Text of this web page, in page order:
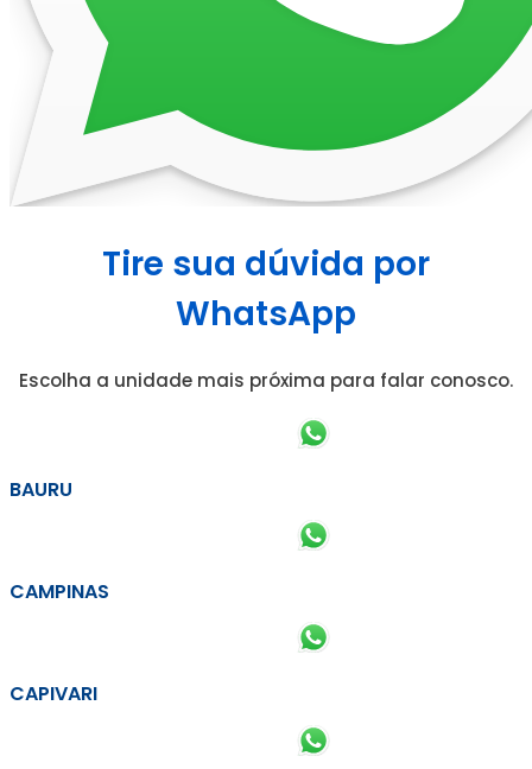
Tire sua dúvida por
WhatsApp
Escolha a unidade mais próxima para falar conosco.
BAURU
CAMPINAS
CAPIVARI